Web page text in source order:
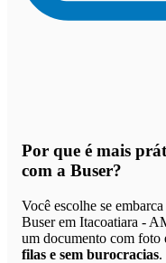
Por que é mais
com a Buser?
Você escolhe se
Buser em Itacoatiara -
um documento com foto
filas e sem burocracias.